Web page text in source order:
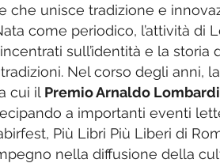
che unisce tradizione e
come periodico, l’attività di
sull’identità e la storia
Nel corso degli anni,
cui il Premio Arnaldo Lombardi
a importanti eventi
Più Libri Più Liberi di
nella diffusione della